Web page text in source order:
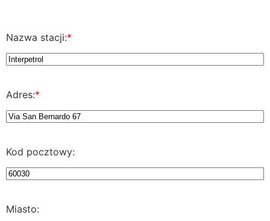
Nazwa stacji:*
Adres:*
Kod pocztowy:
Miasto: